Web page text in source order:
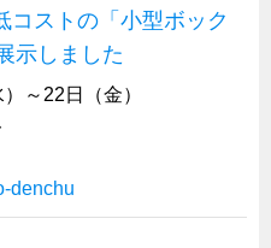
コストの「小型ボック
示しました
～22日（金）
denchu